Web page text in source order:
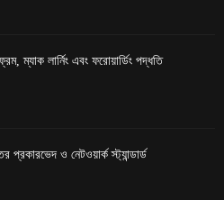
ম্যাক লার্নিং এবং ফরোয়ার্ডিং পদ্ধতি
প্রকারভেদ ও নেটওয়ার্ক স্ট্যান্ডার্ড